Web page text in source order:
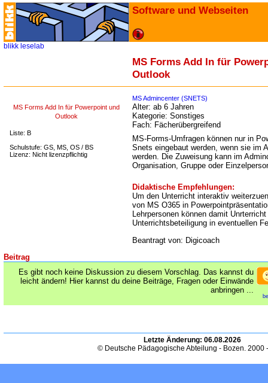
Software und Webseiten
blikk leselab
MS Forms Add In für
Outlook
MS Forms Add In für Powerpoint und
Outlook
Liste: B
Schulstufe: GS, MS, OS / BS
Lizenz: Nicht lizenzpflichtig
MS Admincenter (SNETS)
Alter: ab 6 Jahren
Kategorie: Sonstiges
Fach: Fächerübergreifend
MS-Forms-Umfragen können nur in
Snets eingebaut werden, wenn sie im
werden. Die Zuweisung kann im
Organisation, Gruppe oder
Didaktische Empfehlungen:
Um den Unterricht interaktiv
von MS O365 in
Lehrpersonen können damit
Unterrichtsbeteiligung in eventuellen
Beantragt von: Digicoach
Beitrag
Es gibt noch keine Diskussion zu diesem Vorschlag. Das kannst du
leicht ändern! Hier kannst du deine Beiträge, Fragen oder Einwände
anbringen ...
Letzte Änderung: 06.08.2026
© Deutsche Pädagogische Abteilung - Bozen. 2000